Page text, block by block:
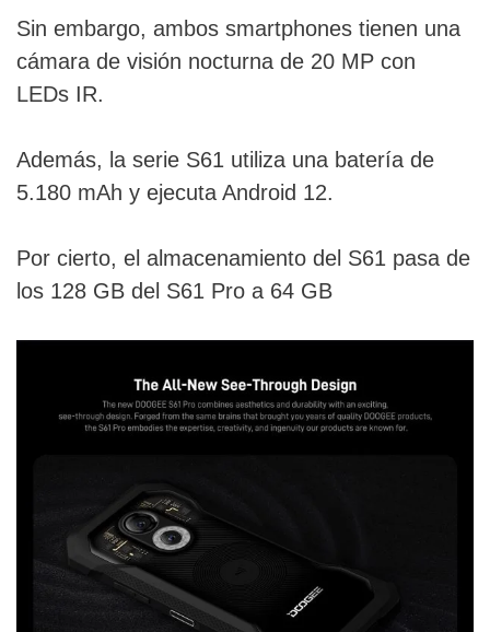
Sin embargo, ambos smartphones tienen una
cámara de visión nocturna de 20 MP con
LEDs IR.
Además, la serie S61 utiliza una batería de
5.180 mAh y ejecuta Android 12.
Por cierto, el almacenamiento del S61 pasa de
los 128 GB del S61 Pro a 64 GB